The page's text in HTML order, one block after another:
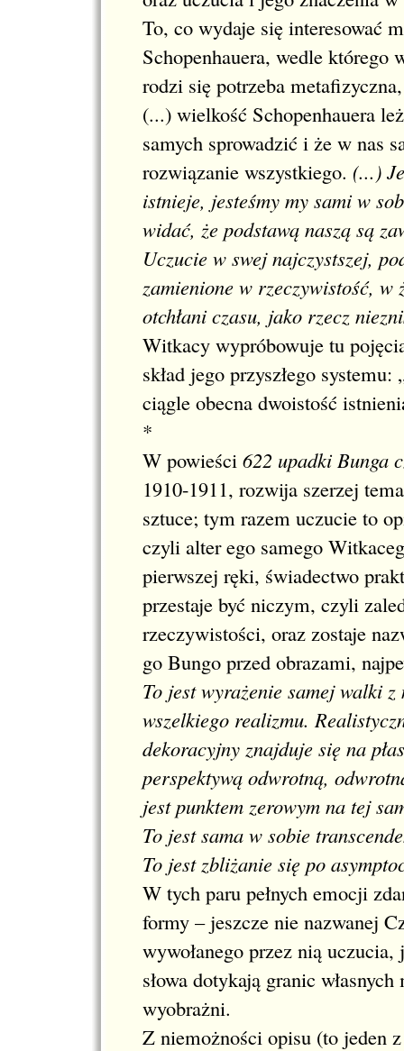
To, co wydaje się interesować
Schopenhauera, wedle
rodzi się potrzeba
(...) wielkość Schopenhauera
samych sprowadzić i że w nas
rozwiązanie wszystkiego. (...)
istnieje, jesteśmy my sami w
widać, że podstawą naszą są
Uczucie w swej najczystszej,
zamienione w rzeczywistość, w
otchłani czasu, jako rzecz
Witkacy wypróbowuje tu
skład jego przyszłego
ciągle obecna dwoistość
*
W powieści 622 upadki Bunga
1910-1911, rozwija szerzej
sztuce; tym razem uczucie to
czyli alter ego samego
pierwszej ręki, świadectwo
przestaje być niczym, czyli
rzeczywistości, oraz zostaje
go Bungo przed obrazami,
To jest wyrażenie samej walki
wszelkiego realizmu.
dekoracyjny znajduje się na
perspektywą odwrotną,
jest punktem zerowym na tej
To jest sama w sobie
To jest zbliżanie się po
W tych paru pełnych emocji
formy – jeszcze nie nazwanej
wywołanego przez nią
słowa dotykają granic
wyobrażni.
Z niemożności opisu (to jeden